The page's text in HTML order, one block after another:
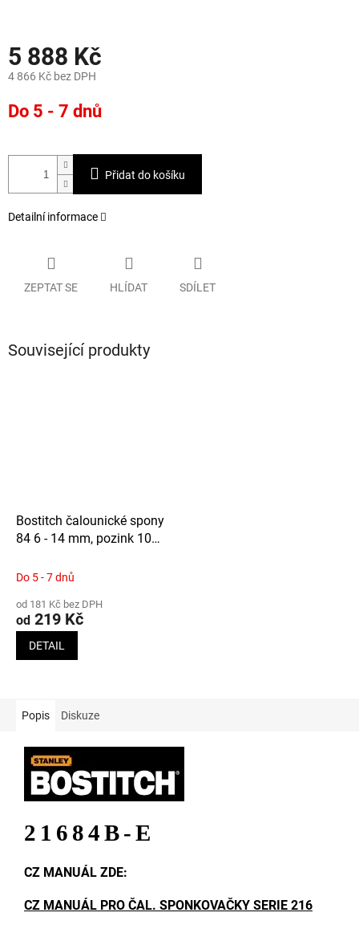
5 888 Kč
4 866 Kč bez DPH
cena:
Do 5 - 7 dnů
Přidat do košíku
Detailní informace
ZEPTAT SE HLÍDAT SDÍLET
Související produkty
Bostitch čalounické spony
84 6 - 14 mm, pozink 10
Do 5 - 7 dnů
od 181 Kč bez DPH
od 219 Kč
DETAIL
Popis Diskuze
21684B-E
CZ MANUÁL ZDE:
CZ MANUÁL PRO ČAL. SPONKOVAČKY SERIE 216